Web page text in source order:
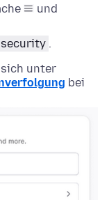
und
security .
unter
bei